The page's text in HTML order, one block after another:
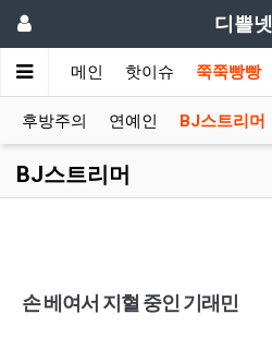
디쁠넷
메인 핫이슈 쭉쭉빵빵
후방주의 연예인 BJ스트리머
BJ스트리머
손 베여서 지혈 중인 기래민